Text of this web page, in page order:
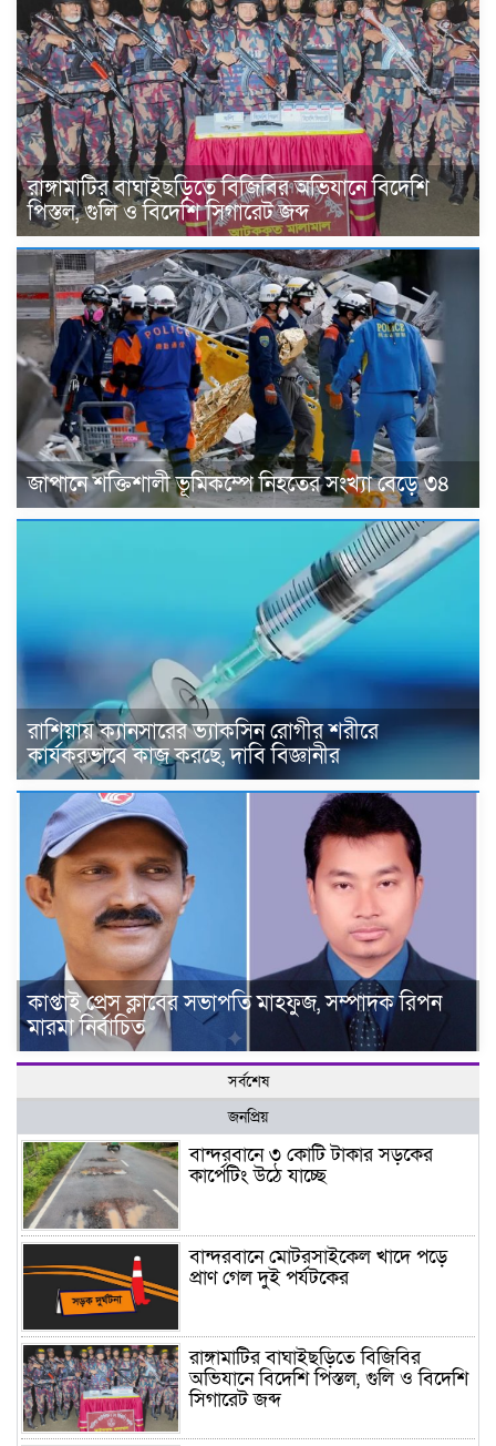
রাঙ্গামাটির বাঘাইছড়িতে বিজিবির অভিযানে বিদেশি
পিস্তল, গুলি ও বিদেশি সিগারেট জব্দ
জাপানে শক্তিশালী ভূমিকম্পে নিহতের সংখ্যা বেড়ে ৩৪
রাশিয়ায় ক্যানসারের ভ্যাকসিন রোগীর শরীরে
কার্যকরভাবে কাজ করছে, দাবি বিজ্ঞানীর
কাপ্তাই প্রেস ক্লাবের সভাপতি মাহফুজ, সম্পাদক রিপন
মারমা নির্বাচিত
সর্বশেষ
জনপ্রিয়
বান্দরবানে ৩ কোটি টাকার সড়কের
কার্পেটিং উঠে যাচ্ছে
বান্দরবানে মোটরসাইকেল খাদে পড়ে
প্রাণ গেল দুই পর্যটকের
রাঙ্গামাটির বাঘাইছড়িতে বিজিবির
অভিযানে বিদেশি পিস্তল, গুলি ও বিদেশি
সিগারেট জব্দ